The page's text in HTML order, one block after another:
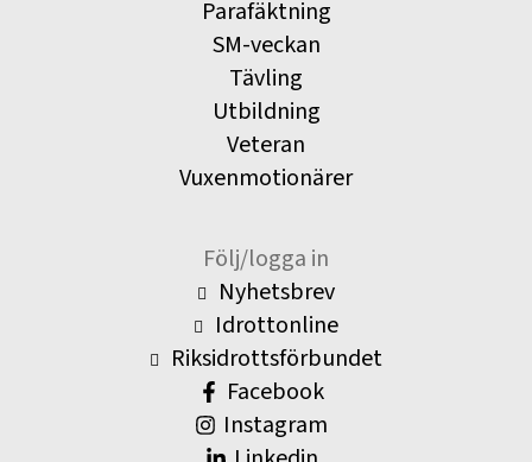
Parafäktning
SM-veckan
Tävling
Utbildning
Veteran
Vuxenmotionärer
Följ/logga in
Nyhetsbrev
Idrottonline
Riksidrottsförbundet
Facebook
Instagram